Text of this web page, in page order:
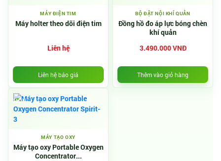
MÁY ĐIỆN TIM
Máy holter theo dõi điện tim
Liên hệ
Liên hệ báo giá
BỘ ĐẶT NỘI KHÍ QUẢN
Đồng hồ đo áp lực bóng chèn
khí quản
3.490.000 VNĐ
Thêm vào giỏ hàng
HOT
MÁY TẠO OXY
Máy tạo oxy Portable Oxygen
Concentrator...